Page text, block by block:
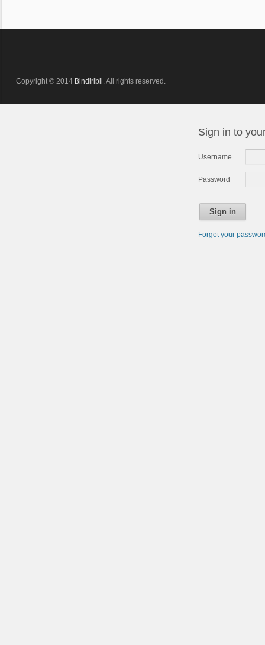
Copyright © 2014 Bindiribli. All rights reserved.
Sign in to
Username
Password
Sign in
Forgot your